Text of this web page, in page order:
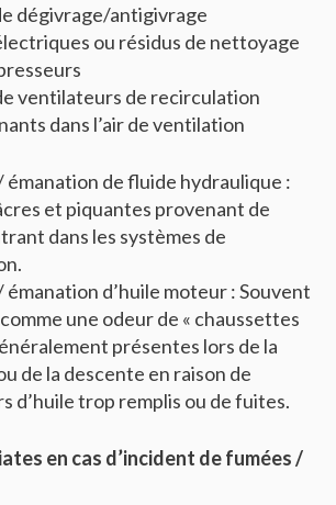
dégivrage/antigivrage
ou résidus de nettoyage
ventilateurs de recirculation
dans l’air de ventilation
émanation de fluide hydraulique :
et piquantes provenant de
dans les systèmes de
émanation d’huile moteur : Souvent
une odeur de « chaussettes
présentes lors de la
de la descente en raison de
d’huile trop remplis ou de fuites.
en cas d’incident de fumées /